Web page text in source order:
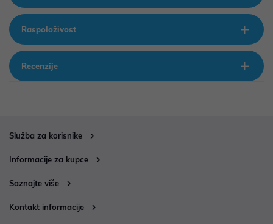
Raspoloživost
Recenzije
Služba za korisnike
Informacije za kupce
Saznajte više
Kontakt informacije